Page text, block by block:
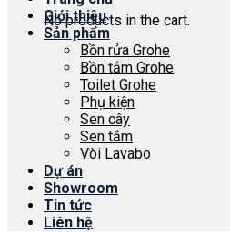
No products in the cart.
Giới thiệu
Sản phẩm
Bồn rửa Grohe
Bồn tắm Grohe
Toilet Grohe
Phụ kiện
Sen cây
Sen tắm
Vòi Lavabo
Dự án
Showroom
Tin tức
Liên hệ